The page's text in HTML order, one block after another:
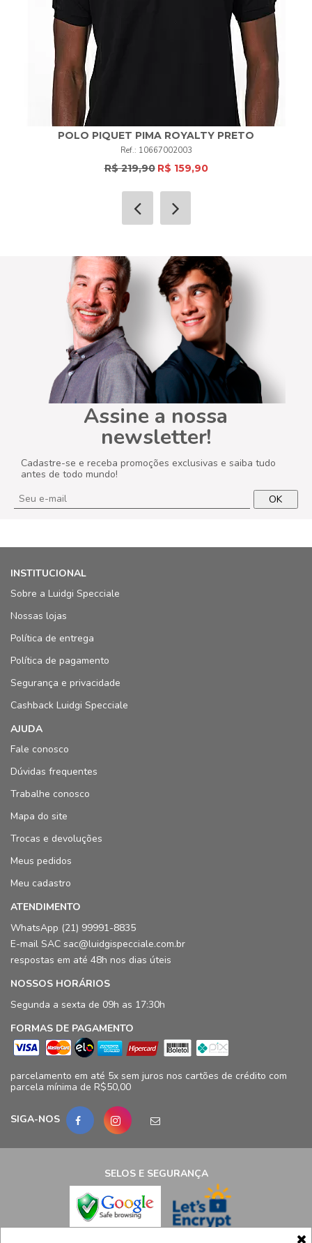
POLO PIQUET PIMA ROYALTY PRETO
10667002003
R$ 219,90 R$ 159,90
Assine a nossa
newsletter!
Cadastre-se e receba promoções exclusivas e saiba tudo
antes de todo mundo!
OK
INSTITUCIONAL
Sobre a Luidgi Specciale
Nossas lojas
Política de entrega
Política de pagamento
Segurança e privacidade
Cashback Luidgi Specciale
AJUDA
Fale conosco
Dúvidas frequentes
Trabalhe conosco
Mapa do site
Trocas e devoluções
Meus pedidos
Meu cadastro
ATENDIMENTO
WhatsApp (21) 99991-8835
E-mail SAC sac@luidgispecciale.com.br
respostas em até 48h nos dias úteis
NOSSOS HORÁRIOS
Segunda a sexta de 09h as 17:30h
FORMAS DE PAGAMENTO
parcelamento em até 5x sem juros nos cartões de crédito com
parcela mínima de R$50,00
SIGA-NOS
SELOS E SEGURANÇA